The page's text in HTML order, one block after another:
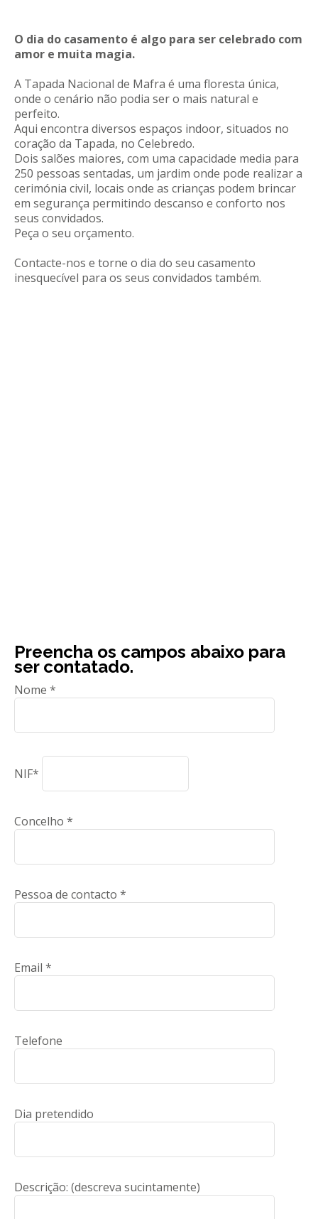
Turismo acessível- Programa valorizar
O dia do casamento é algo para ser celebrado com
amor e muita magia.
A Tapada Nacional de Mafra é uma floresta única,
onde o cenário não podia ser o mais natural e
perfeito.
Aqui encontra diversos espaços indoor, situados no
coração da Tapada, no Celebredo.
Dois salões maiores, com uma capacidade media para
250 pessoas sentadas, um jardim onde pode realizar a
cerimónia civil, locais onde as crianças podem brincar
em segurança permitindo descanso e conforto nos
seus convidados.
Peça o seu orçamento.
Contacte-nos e torne o dia do seu casamento
inesquecível para os seus convidados também.
Preencha os campos abaixo para
ser contatado.
Nome *
NIF*
Concelho *
Pessoa de contacto *
Email *
Telefone
Dia pretendido
Descrição: (descreva sucintamente)